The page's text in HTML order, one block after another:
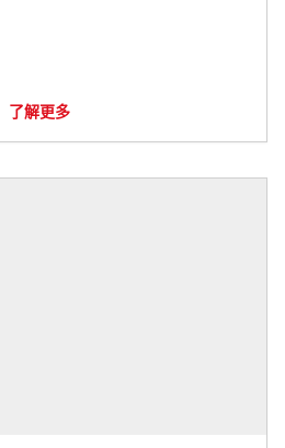
了解更多